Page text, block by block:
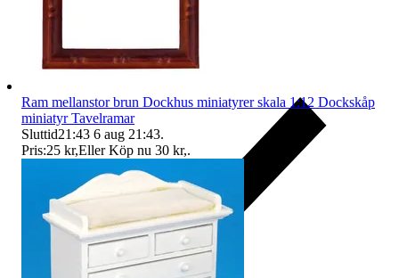
Ram mellanstor brun Dockhus miniatyrer skala 1:12 Dockskåp
miniatyr Tavelramar
Sluttid21:43 6 aug 21:43.
Pris:25 kr,Eller Köp nu 30 kr,.